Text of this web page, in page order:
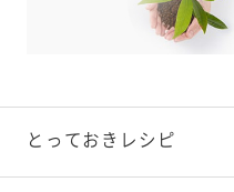
とっておきレシピ